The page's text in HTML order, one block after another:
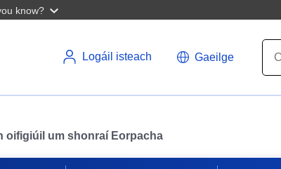
know?
Logáil isteach Gaeilge
oifigiúil um shonraí Eorpacha